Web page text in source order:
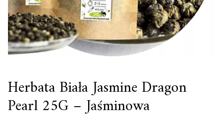
Herbata Biała Jasmine Dragon
Pearl 25G – Jaśminowa